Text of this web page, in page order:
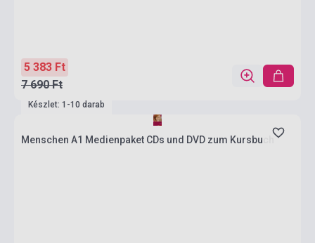
5 383 Ft
7 690 Ft
Készlet: 1-10 darab
Menschen A1 Medienpaket CDs und DVD zum Kursbuch